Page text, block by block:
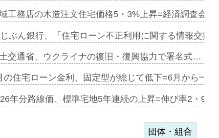
ンカフェ…
業=お互…
コリビング…
る2階建…
第1弾が開…
工務店の木造注文住宅価格5・3%上昇=経済調査会
ぶん銀行、「住宅ローン不正利用に関する情報交換
交通省、ウクライナの復旧・復興協力で署名式…
の住宅ローン金利、固定型が総じて低下=6月から一
年分路線価、標準宅地5年連続の上昇=伸び率2・
団体・組合